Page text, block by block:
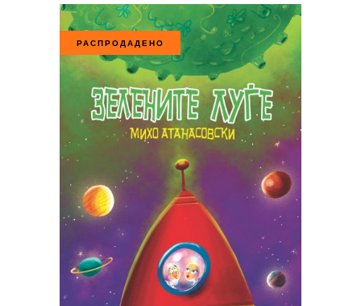
РАСПРОДАДЕНО